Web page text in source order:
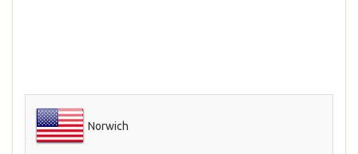
Norwich